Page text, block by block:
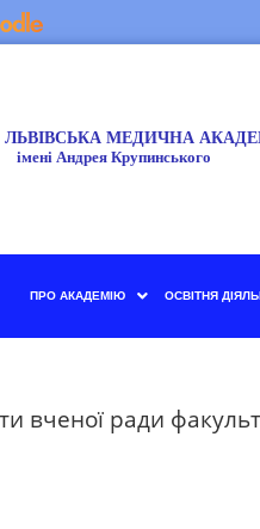
ПРО АКАДЕМІЮ ОСВІТНЯ
вченої ради